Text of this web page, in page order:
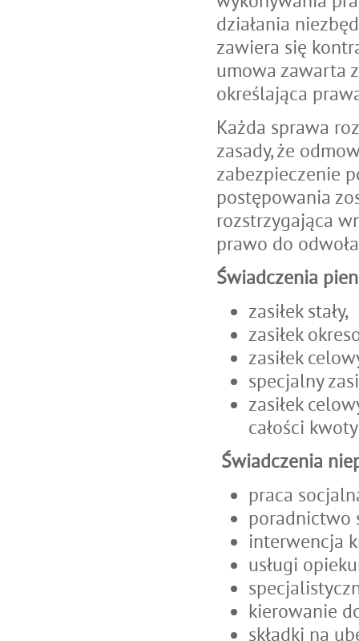
działania
zawiera się
umowa zawarta
określająca
Każda sprawa
zasady, że
zabezpieczenie
postępowania
rozstrzygająca
prawo do
Świadczenia
zasiłek stały,
zasiłek
zasiłek
specjalny
zasiłek
całości
Świadczenia
praca
poradnictwo
interwencja
usługi
kierowanie
składki na